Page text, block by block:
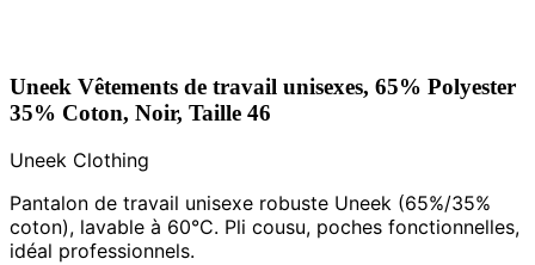
Uneek Vêtements de travail unisexes, 65% Polyester
35% Coton, Noir, Taille 46
Uneek Clothing
Pantalon de travail unisexe robuste Uneek (65%/35%
coton), lavable à 60°C. Pli cousu, poches fonctionnelles,
idéal professionnels.